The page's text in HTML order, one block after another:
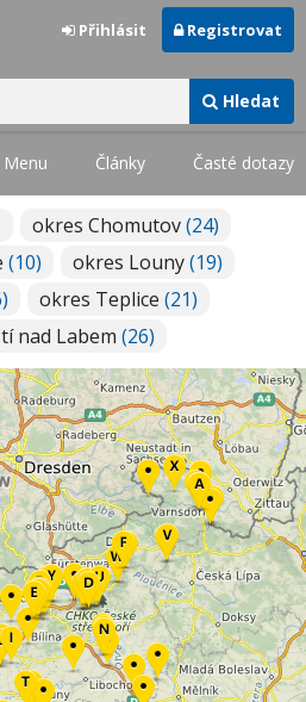
Hledat
Přihlásit Registrovat
Menu Články Časté dotazy
okres Chomutov(24)
(10) okres Louny(19)
okres Teplice (21)
nad Labem (26)